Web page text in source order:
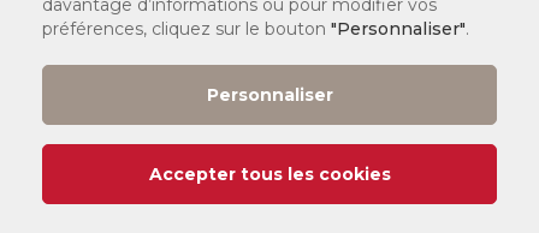
Par téléphone :
01 44 78 60 50
préférences, cliquez sur le bouton "Personnaliser".
Personnaliser
Accepter tous les cookies